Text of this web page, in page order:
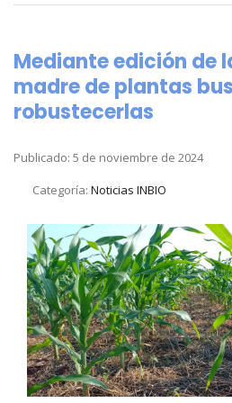
Mediante edición de
madre de plantas
robustecerlas
Publicado: 5 de noviembre de 2024
Categoría: Noticias INBIO